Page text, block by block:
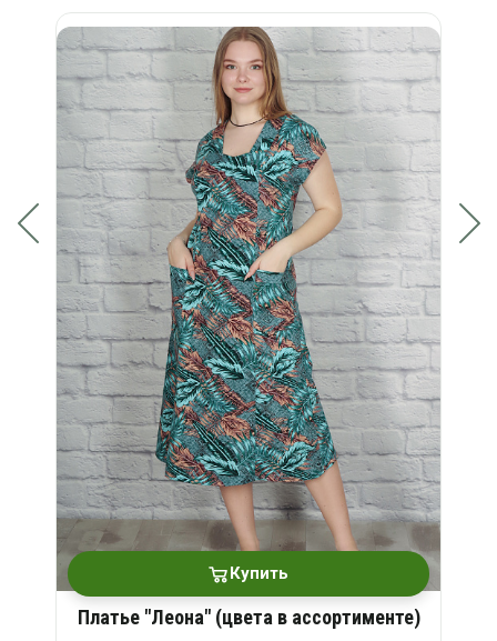
Купить
Платье "Леона" (цвета в ассортименте)